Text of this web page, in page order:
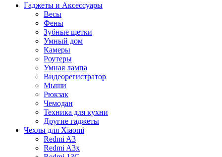
Гаджеты и Аксессуары
Весы
Фены
Зубные щетки
Умный дом
Камеры
Роутеры
Умная лампа
Видеорегистратор
Мыши
Рюкзак
Чемодан
Техника для кухни
Другие гаджеты
Чехлы для Xiaomi
Redmi A3
Redmi A3x